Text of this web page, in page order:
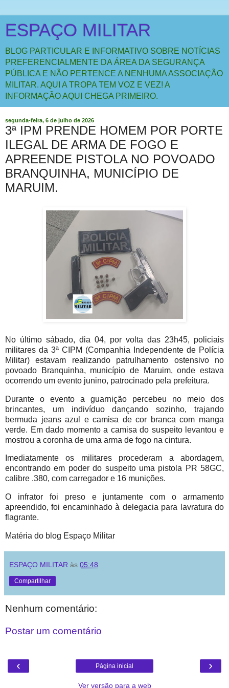
ESPAÇO MILITAR
BLOG PARTICULAR E INFORMATIVO SOBRE NOTÍCIAS
PREFERENCIALMENTE DA ÁREA DA SEGURANÇA
PÚBLICA E NÃO PERTENCE A NENHUMA ASSOCIAÇÃO
MILITAR. AQUI A TROPA TEM VOZ E VEZ! A
INFORMAÇÃO AQUI CHEGA PRIMEIRO.
segunda-feira, 6 de julho de 2026
3ª IPM PRENDE HOMEM POR PORTE
ILEGAL DE ARMA DE FOGO E
APREENDE PISTOLA NO POVOADO
BRANQUINHA, MUNICÍPIO DE
MARUIM.
No último sábado, dia 04, por volta das 23h45, policiais
militares da 3ª CIPM (Companhia Independente de Polícia
Militar) estavam realizando patrulhamento ostensivo no
povoado Branquinha, município de Maruim, onde estava
ocorrendo um evento junino, patrocinado pela prefeitura.
Durante o evento a guarnição percebeu no meio dos
brincantes, um indivíduo dançando sozinho, trajando
bermuda jeans azul e camisa de cor branca com manga
verde. Em dado momento a camisa do suspeito levantou e
mostrou a coronha de uma arma de fogo na cintura.
Imediatamente os militares procederam a abordagem,
encontrando em poder do suspeito uma pistola PR 58GC,
calibre .380, com carregador e 16 munições.
O infrator foi preso e juntamente com o armamento
apreendido, foi encaminhado à delegacia para lavratura do
flagrante.
Matéria do blog Espaço Militar
ESPAÇO MILITAR às 05:48
Compartilhar
Nenhum comentário:
Postar um comentário
‹ ›
Página inicial
Ver versão para a web